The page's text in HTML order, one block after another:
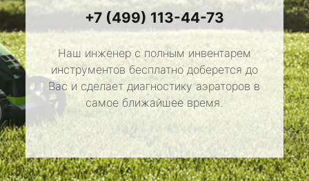
+7 (499) 113-44-73
Наш инженер с полным инвентарем
инструментов бесплатно доберется до
Вас и сделает диагностику аэраторов в
самое ближайшее время.